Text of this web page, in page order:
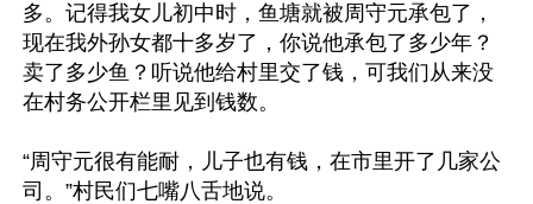
多。记得我女儿初中时，鱼塘就被周守元承包了，
现在我外孙女都十多岁了，你说他承包了多少年？
卖了多少鱼？听说他给村里交了钱，可我们从来没
在村务公开栏里见到钱数。
“周守元很有能耐，儿子也有钱，在市里开了几家公
司。”村民们七嘴八舌地说。